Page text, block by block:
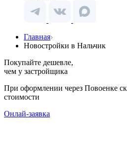
Главная
Новостройки в Нальчик
Покупайте дешевле,
чем у застройщика
При оформлении через Повоенке
стоимости
Онлай-заявка